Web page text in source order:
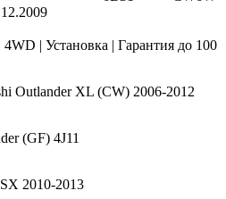
12.2009
| Установка | Гарантия до 100
Outlander XL (CW) 2006-2012
(GF) 4J11
2010-2013